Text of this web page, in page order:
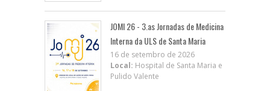
JOMI 26 - 3.as Jornadas de Medicina
Interna da ULS de Santa Maria
16 de setembro de 2026
Local: Hospital de Santa Maria e
Pulido Valente